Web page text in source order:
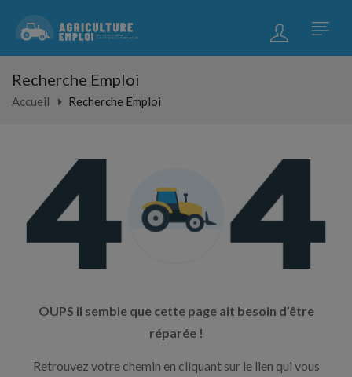
Recherche Emploi
Accueil Recherche Emploi
OUPS il semble que cette page ait besoin d’être
réparée !
Retrouvez votre chemin en cliquant sur le lien qui vous